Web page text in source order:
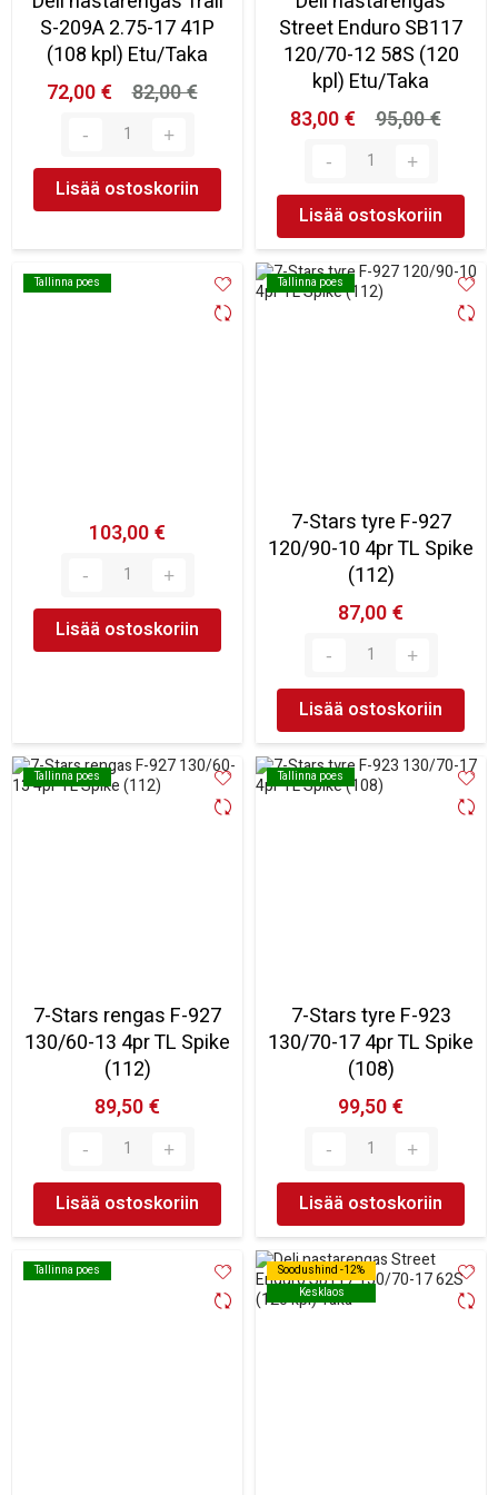
S-209A 2.75-17 41P
(108 kpl) Etu/Taka
72,00 €
82,00 €
Lisää ostoskoriin
Street Enduro SB117
120/70-12 58S (120
kpl) Etu/Taka
83,00 €
95,00 €
Lisää ostoskoriin
Tallinna poes
Tallinna poes
103,00 €
Lisää ostoskoriin
Tallinna poes
Tallinna poes
7-Stars tyre F-927
120/90-10 4pr TL Spike
(112)
87,00 €
Lisää ostoskoriin
Tallinna poes
Tallinna poes
7-Stars rengas F-927
130/60-13 4pr TL Spike
(112)
89,50 €
Lisää ostoskoriin
Tallinna poes
Tallinna poes
7-Stars tyre F-923
130/70-17 4pr TL Spike
(108)
99,50 €
Lisää ostoskoriin
Tallinna poes
Tallinna poes
Soodushind -12%
Kesklaos
Soodushind -12%
Kesklaos